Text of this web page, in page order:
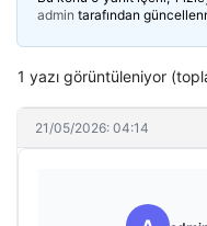
admin tarafından
1 yazı görüntüleniyor
21/05/2026: 04:14